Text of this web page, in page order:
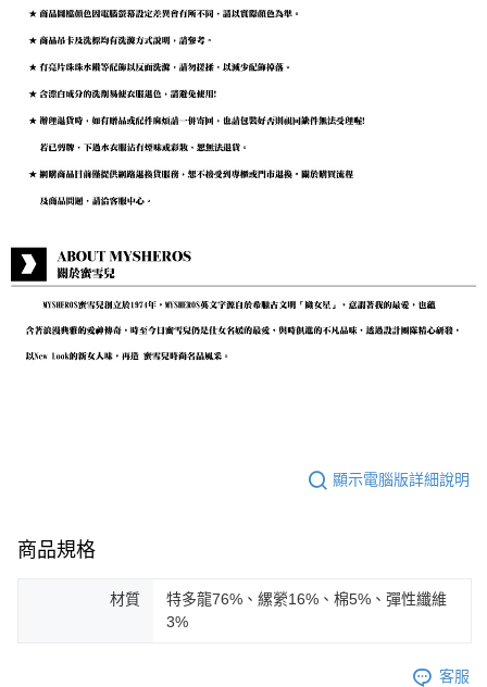
顯示電腦版詳細說明
商品規格
材質
特多龍76%、縲縈16%、棉5%、彈性纖維
3%
客服